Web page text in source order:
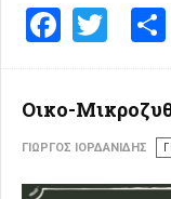
Οικο-
ΓΙΏΡΓΟΣ ΙΟΡΔΑΝΊΔΗΣ